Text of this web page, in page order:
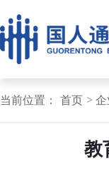
当前位置： 首页
教